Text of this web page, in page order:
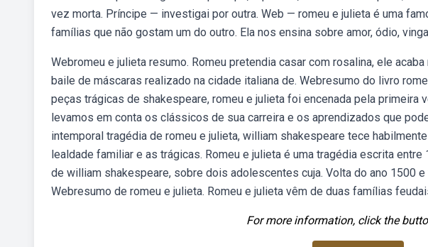
vez morta. Príncipe — investigai por outra. Web — romeu e julieta é uma
famílias que não gostam um do outro. Ela nos ensina sobre amor, ódio,
Webromeu e julieta resumo. Romeu pretendia casar com rosalina, ele
baile de máscaras realizado na cidade italiana de. Webresumo do livro
peças trágicas de shakespeare, romeu e julieta foi encenada pela primeira
levamos em conta os clássicos de sua carreira e os aprendizados que
intemporal tragédia de romeu e julieta, william shakespeare tece
lealdade familiar e as trágicas. Romeu e julieta é uma tragédia escrita
de william shakespeare, sobre dois adolescentes cuja. Volta do ano 1500
Webresumo de romeu e julieta. Romeu e julieta vêm de duas famílias
For more information, click the